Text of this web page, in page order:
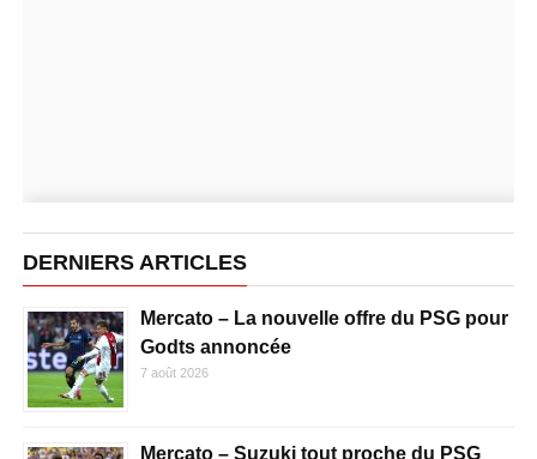
DERNIERS ARTICLES
Mercato – La nouvelle offre du PSG pour
Godts annoncée
7 août 2026
Mercato – Suzuki tout proche du PSG